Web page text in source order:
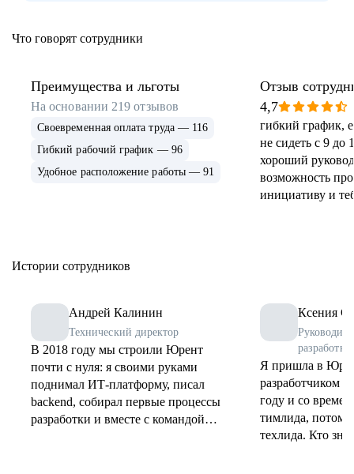
Что говорят сотрудники
Преимущества и льготы
На основании 219 отзывов
Своевременная оплата труда — 116
Гибкий рабочий график — 96
Удобное расположение работы — 91
Отзыв
4,7
гибкий график,
не сидеть с 9 до
хороший
возможность
инициативу и
Истории сотрудников
Андрей Калинин
Технический директор
В 2018 году мы строили Юрент
почти с нуля: я своими руками
поднимал ИТ-платформу, писал
backend, собирал первые процессы
разработки и вместе с командой
Ксения
разработки
Я пришла в
разработчиком в
году и со
тимлида, потом
техлида. Кто